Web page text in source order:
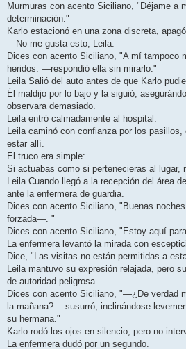
Murmuras con acento Siciliano, "Déjame a
determinación."
Karlo estacionó en una zona discreta,
—No me gusta esto, Leila.
Dices con acento Siciliano, "A mí tampoco
heridos. —respondió ella sin mirarlo."
Leila Salió del auto antes de que Karlo
Él maldijo por lo bajo y la siguió,
observara demasiado.
Leila entró calmadamente al hospital.
Leila caminó con confianza por los
estar allí.
El truco era simple:
Si actuabas como si pertenecieras al lugar,
Leila Cuando llegó a la recepción del área
ante la enfermera de guardia.
Dices con acento Siciliano, "Buenas
forzada—. "
Dices con acento Siciliano, "Estoy aquí
La enfermera levantó la mirada con
Dice, "Las visitas no están permitidas a
Leila mantuvo su expresión relajada, pero
de autoridad peligrosa.
Dices con acento Siciliano, "—¿De verdad
la mañana? —susurró, inclinándose
su hermana."
Karlo rodó los ojos en silencio, pero no
La enfermera dudó por un segundo.